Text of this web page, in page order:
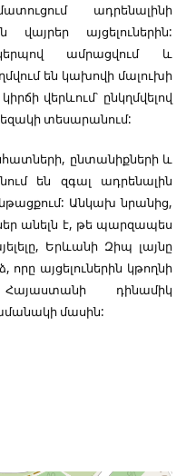
ադրենալինի
այցելուներին:
ամրացվում և
են կախովի մալուխի
վերևում՝ ընկղմվելով
տեսարանում:
ընտանիքների և
են զգալ ադրենալին
Անկախ նրանից,
անելն է, թե պարզապես
Երևանի Զիպ լայնը
այցելուներին կթողնի
Հայաստանի դինամիկ
մասին: